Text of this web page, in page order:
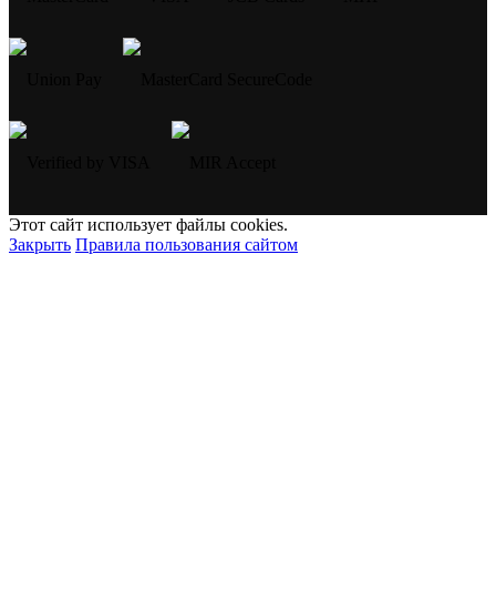
Этот сайт использует файлы cookies.
Закрыть Правила пользования сайтом